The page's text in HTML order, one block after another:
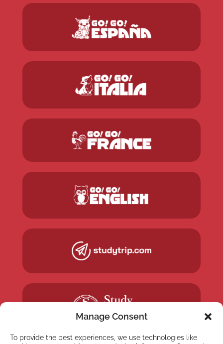
Manage Consent
To provide the best experiences, we use technologies like